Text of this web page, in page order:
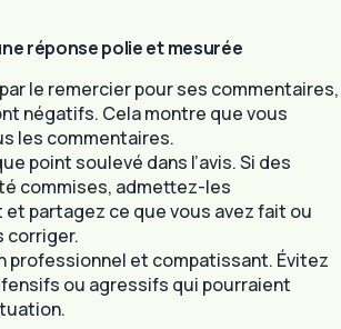
réponse polie et mesurée
le remercier pour ses commentaires,
négatifs. Cela montre que vous
les commentaires.
point soulevé dans l’avis. Si des
commises, admettez-les
partagez ce que vous avez fait ou
corriger.
professionnel et compatissant. Évitez
ou agressifs qui pourraient